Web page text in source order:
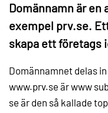
Domännamn är
exempel prv.se.
skapa ett företags
Domännamnet delas
www.prv.se är www
se är den så kallade